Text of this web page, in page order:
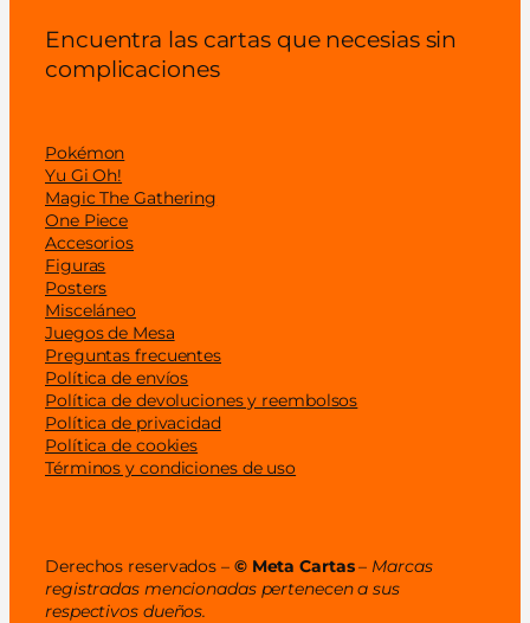
Encuentra las cartas que necesias sin
complicaciones
Pokémon
Yu Gi Oh!
Magic The Gathering
One Piece
Accesorios
Figuras
Posters
Misceláneo
Juegos de Mesa
Preguntas frecuentes
Política de envíos
Política de devoluciones y reembolsos
Política de privacidad
Política de cookies
Términos y condiciones de uso
Derechos reservados – © Meta Cartas– Marcas
registradas mencionadas pertenecen a sus
respectivos dueños.